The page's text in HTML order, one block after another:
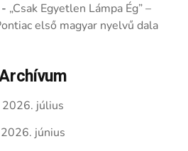
- „Csak Egyetlen Lámpa Ég” –
első magyar nyelvű dala
2026. július
2026. június